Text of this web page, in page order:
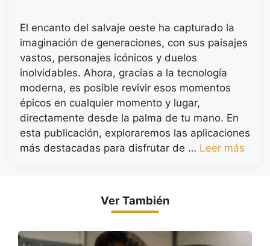
El encanto del salvaje oeste ha capturado la
imaginación de generaciones, con sus paisajes
vastos, personajes icónicos y duelos
inolvidables. Ahora, gracias a la tecnología
moderna, es posible revivir esos momentos
épicos en cualquier momento y lugar,
directamente desde la palma de tu mano. En
esta publicación, exploraremos las aplicaciones
más destacadas para disfrutar de … Leer más
Ver También